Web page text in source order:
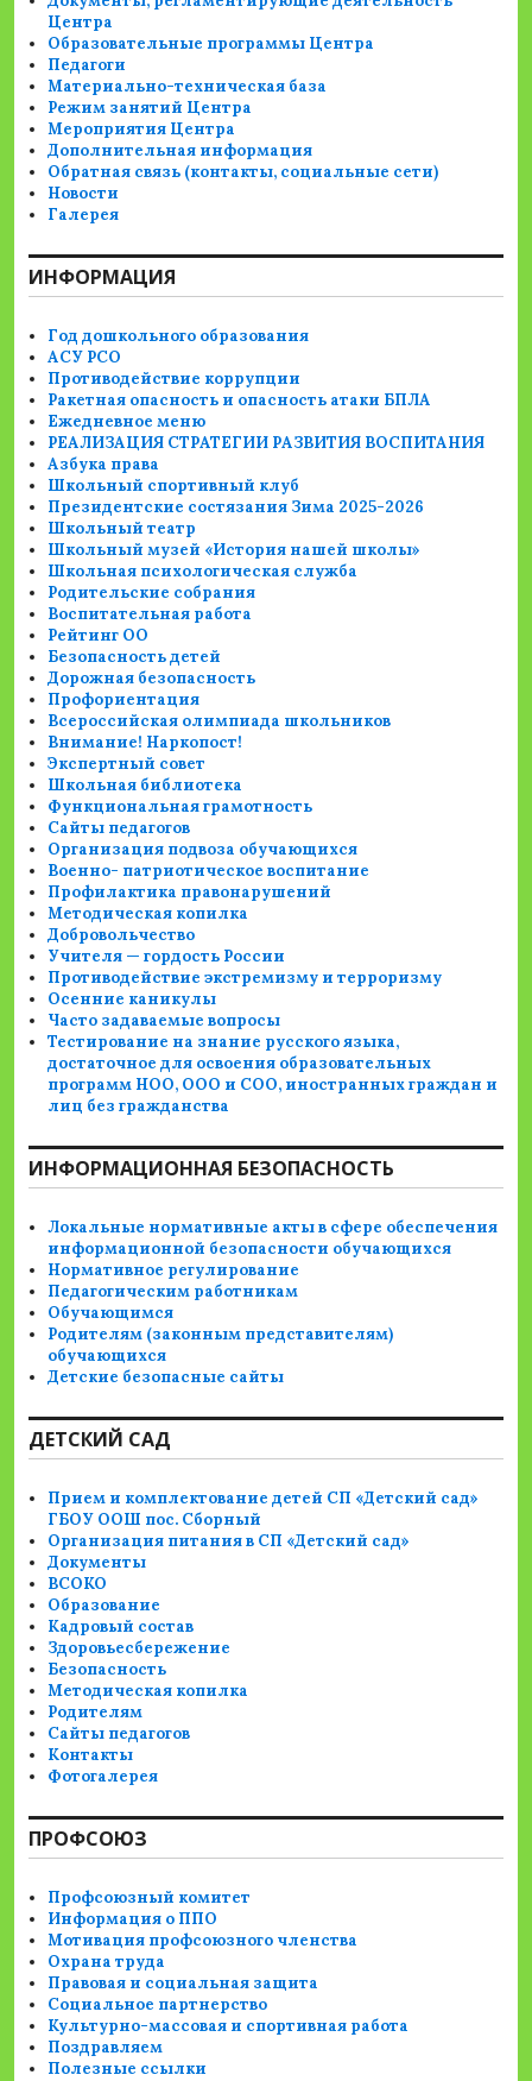
Центра
Образовательные программы Центра
Педагоги
Материально-техническая база
Режим занятий Центра
Мероприятия Центра
Дополнительная информация
Обратная связь (контакты, социальные сети)
Новости
Галерея
ИНФОРМАЦИЯ
Год дошкольного образования
АСУ РСО
Противодействие коррупции
Ракетная опасность и опасность атаки БПЛА
Ежедневное меню
РЕАЛИЗАЦИЯ СТРАТЕГИИ РАЗВИТИЯ ВОСПИТАНИЯ
Азбука права
Школьный спортивный клуб
Президентские состязания Зима 2025-2026
Школьный театр
Школьный музей «История нашей школы»
Школьная психологическая служба
Родительские собрания
Воспитательная работа
Рейтинг ОО
Безопасность детей
Дорожная безопасность
Профориентация
Всероссийская олимпиада школьников
Внимание! Наркопост!
Экспертный совет
Школьная библиотека
Функциональная грамотность
Сайты педагогов
Организация подвоза обучающихся
Военно- патриотическое воспитание
Профилактика правонарушений
Методическая копилка
Добровольчество
Учителя — гордость России
Противодействие экстремизму и терроризму
Осенние каникулы
Часто задаваемые вопросы
Тестирование на знание русского языка,
достаточное для освоения образовательных
программ НОО, ООО и СОО, иностранных граждан и
лиц без гражданства
ИНФОРМАЦИОННАЯ БЕЗОПАСНОСТЬ
Локальные нормативные акты в сфере обеспечения
информационной безопасности обучающихся
Нормативное регулирование
Педагогическим работникам
Обучающимся
Родителям (законным представителям)
обучающихся
Детские безопасные сайты
ДЕТСКИЙ САД
Прием и комплектование детей СП «Детский сад»
ГБОУ ООШ пос. Сборный
Организация питания в СП «Детский сад»
Документы
ВСОКО
Образование
Кадровый состав
Здоровьесбережение
Безопасность
Методическая копилка
Родителям
Сайты педагогов
Контакты
Фотогалерея
ПРОФСОЮЗ
Профсоюзный комитет
Информация о ППО
Мотивация профсоюзного членства
Охрана труда
Правовая и социальная защита
Социальное партнерство
Культурно-массовая и спортивная работа
Поздравляем
Полезные ссылки